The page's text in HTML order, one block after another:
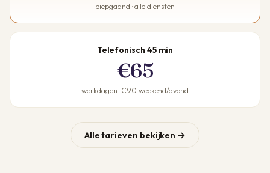
diepgaand · alle diensten
Telefonisch 45 min
€65
werkdagen · €90 weekend/avond
Alle tarieven bekijken →